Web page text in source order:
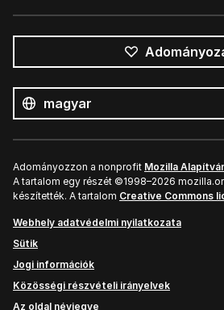
nyelv
Nyelv
Adományozzon a nonprofit Mozilla
A tartalom egy részét ©1998–2026
készítették. A tartalom Creative Commons
Webhely adatvédelmi nyilatkozata
Sütik
Jogi információk
Közösségi részvételi irányelvek
Az oldal névjegye